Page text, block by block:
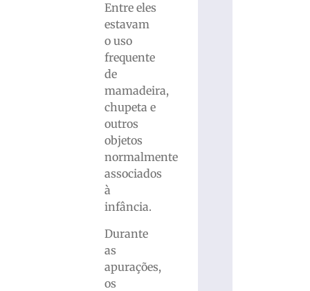
Entre eles
estavam
o uso
frequente
de
mamadeira,
chupeta e
outros
objetos
normalmente
associados
à
infância.
Durante
as
apurações,
os